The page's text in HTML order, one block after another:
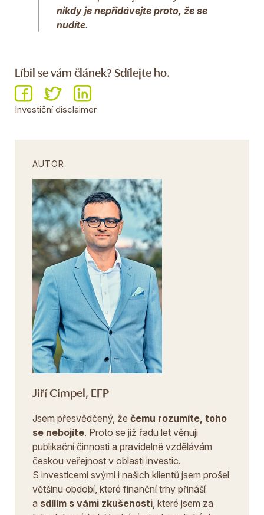
nikdy je nepřidávejte proto, že se
nudíte.
Líbil se vám článek? Sdílejte ho.
Investiční disclaimer
AUTOR
Jiří Cimpel, EFP
Jsem přesvědčený, že čemu rozumíte, toho
se nebojíte. Proto se již řadu let věnuji
publikační činnosti a pravidelně vzdělávám
českou veřejnost v oblasti investic.
S investicemi svými i našich klientů jsem prošel
většinu období, které finanční trhy přináší
a sdílím s vámi zkušenosti , které jsem za